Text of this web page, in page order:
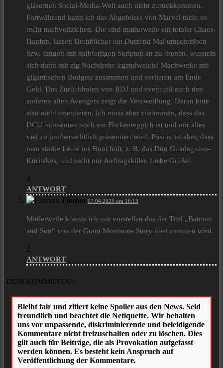
gläsernen Social-Media-Welt auch nicht zurückkommen.
Fortwährend kann ich das Abgefeiere von Marvel nicht so
recht nachvollziehen. Die sind mittlerweile ein totaler Chaos-
Haufen, lassen Drehbücher ein Dutzend Mal umschreiben
bzw. fangen mit halbfertigen Skripten an zu drehen, wursteln
sich dann mit zig Nachdrehs irgendwelche Machwerke mit
gigantischen Budgets zusammen und verlieren am Ende
Geld. Das Zurückholen von RDJ und eventuell auch den
anderen alten Avengers zeigt die Verzweiflung. Daran bitte
also nicht orientieren. Ich muss aber zustimmen, dass das
DCU momentan noch ein Flickenteppich ist und mir alles
viel zu unübersichtlich präsentiert wird. Positiv ist aber, dass
man starke Leute ins Boot holt, z. B. das Duo Guadagnino-
Kuritzkes, und nicht nur Auftragskiller. Liebe Grüße!
4
ANTWORT
Florian 07.04.2025 um 16:15
Mittlerweile könnte ich mir vorstellen das der Titel „Batman
and Son“ von der Grant Morrisons Story übernommen wird.
2
ANTWORT
DEIN KOMMENTAR: